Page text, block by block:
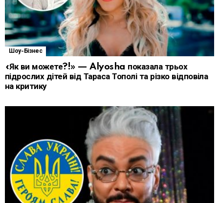
Шоу-Бізнес
«Як ви можете?!» — Alyosha показала трьох
підрослих дітей від Тараса Тополі та різко відповіла
на критику